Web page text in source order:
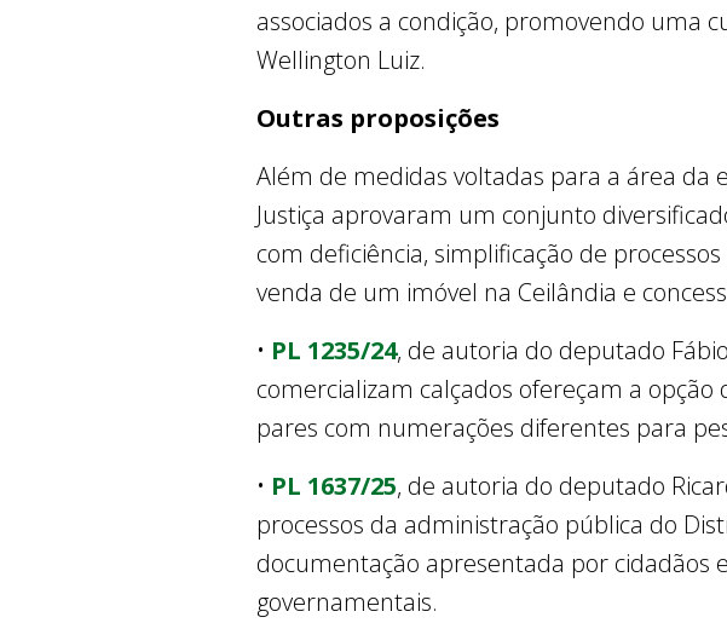
associados a condição, promovendo uma
Wellington Luiz.
Outras proposições
Além de medidas voltadas para a área da
Justiça aprovaram um conjunto
com deficiência, simplificação de
venda de um imóvel na Ceilândia e
• PL 1235/24, de autoria do deputado
comercializam calçados ofereçam a
pares com numerações diferentes para
• PL 1637/25, de autoria do deputado
processos da administração pública do
documentação apresentada por cidadãos
governamentais.